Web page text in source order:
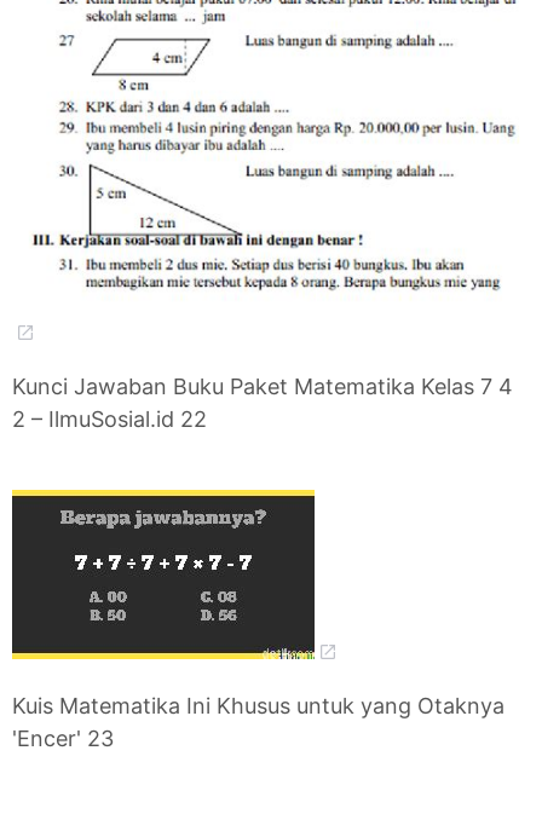
Kunci Jawaban Buku Paket Matematika Kelas 7 4
2 – IlmuSosial.id 22
Kuis Matematika Ini Khusus untuk yang Otaknya
'Encer' 23